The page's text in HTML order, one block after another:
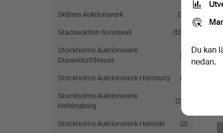
Skånes Auktionsverk
(31)
Stadsauktion Sundsvall
(124)
Stockholms Auktionsverk
Düsseldorf/Neuss
(2)
Stockholms Auktionsverk Hamburg
(3)
Stockholms Auktionsverk
Helsingborg
(24)
Stockholms Auktionsverk Helsinki
(2)
Du kan
nedan.